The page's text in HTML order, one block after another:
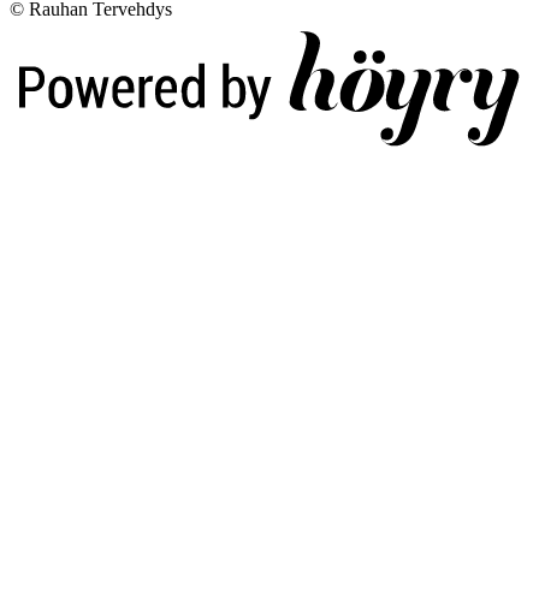
© Rauhan Tervehdys